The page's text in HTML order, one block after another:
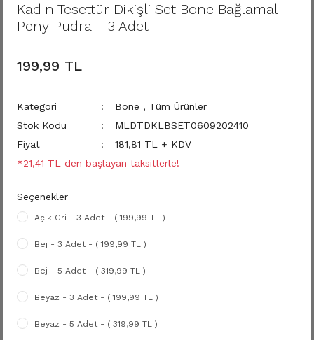
Kadın Tesettür Dikişli Set Bone Bağlamalı
Peny Pudra - 3 Adet
199,99 TL
Kategori Bone , Tüm Ürünler
Stok Kodu
MLDTDKLBSET0609202410
Fiyat
181,81 TL + KDV
*21,41 TL den başlayan taksitlerle!
Seçenekler
Açık Gri - 3 Adet - ( 199,99 TL )
Bej - 3 Adet - ( 199,99 TL )
Bej - 5 Adet - ( 319,99 TL )
Beyaz - 3 Adet - ( 199,99 TL )
Beyaz - 5 Adet - ( 319,99 TL )